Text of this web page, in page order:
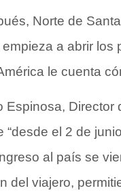
Norte de
a abrir
le cuenta
Espinosa, Director
“desde el 2 de
al país se
del viajero,